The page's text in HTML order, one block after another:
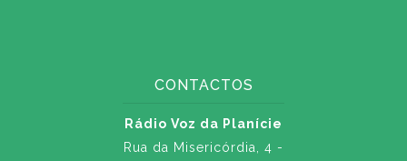
CONTACTOS
Rádio Voz da Planície
Rua da Misericórdia, 4 -